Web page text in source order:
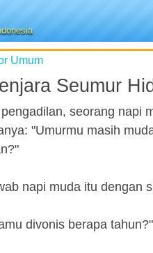
Umum
Seumur
seorang napi
"Umurmu masih
napi muda itu dengan
divonis berapa tahun?"